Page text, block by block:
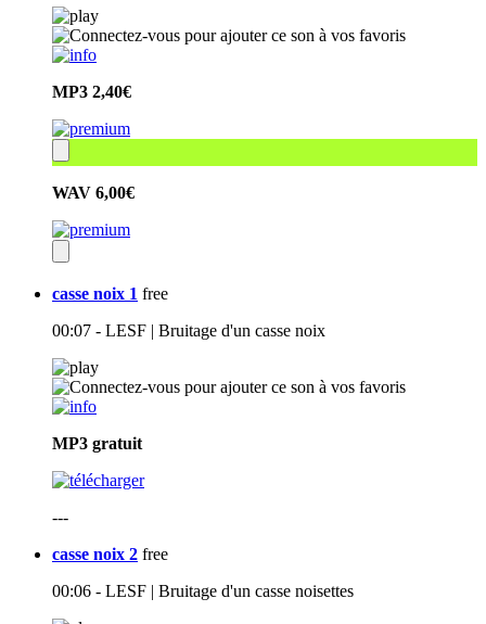
MP3 2,40€
WAV 6,00€
casse noix 1 free
00:07 - LESF | Bruitage d'un casse noix
MP3 gratuit
---
casse noix 2 free
00:06 - LESF | Bruitage d'un casse noisettes